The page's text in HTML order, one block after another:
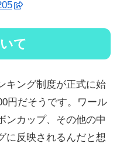
て
キング制度が正式に始
円だそうです。ワール
ンカップ、その他の中
に反映されるんだと想